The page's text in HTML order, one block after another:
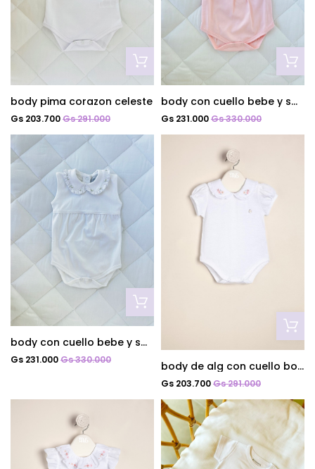
body pima corazon celeste
Gs 203.700Gs 291.000
body con cuello bebe y smock rosa
Gs 231.000Gs 330.000
body con cuello bebe y smock blanco
Gs 231.000Gs 330.000 body de alg con cuello bordado y logo
Gs 203.700Gs 291.000